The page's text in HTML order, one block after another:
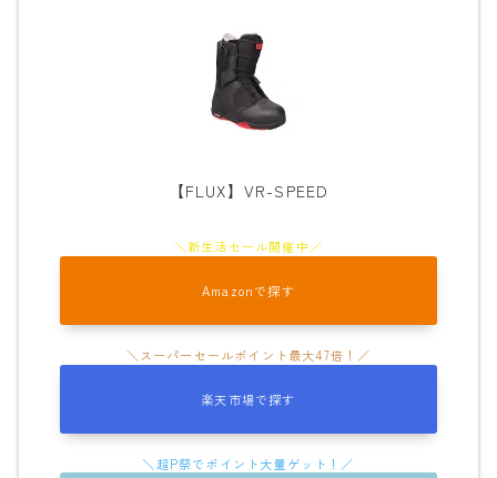
DEELUXE
FLUX
【FLUX】VR-SPEED
Amazonで探す
楽天市場で探す